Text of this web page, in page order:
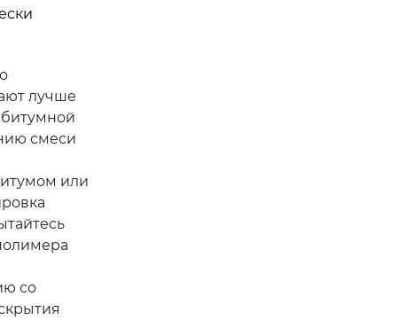
лучше
смеси
или
со